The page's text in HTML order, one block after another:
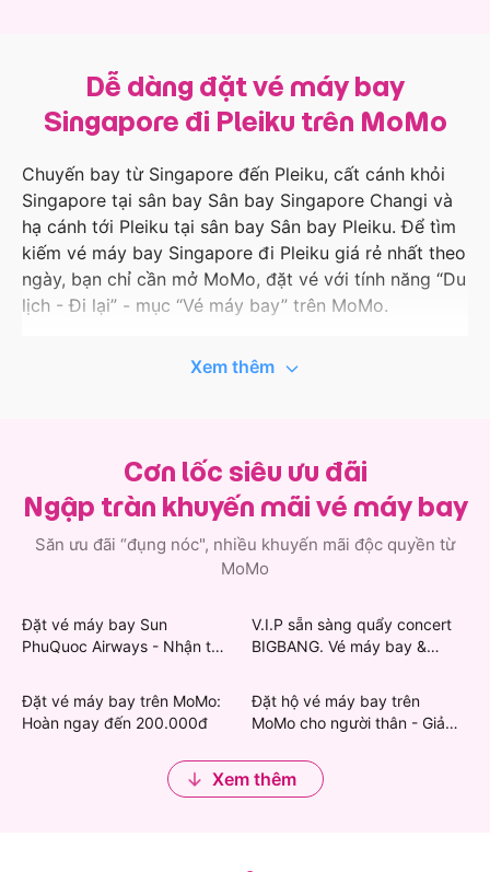
Dễ dàng đặt vé máy bay
Singapore đi Pleiku trên MoMo
Chuyến bay từ Singapore đến Pleiku, cất cánh khỏi
Singapore tại sân bay Sân bay Singapore Changi và
hạ cánh tới Pleiku tại sân bay Sân bay Pleiku. Để tìm
kiếm vé máy bay Singapore đi Pleiku giá rẻ nhất theo
ngày, bạn chỉ cần mở MoMo, đặt vé với tính năng “Du
lịch - Đi lại” - mục “Vé máy bay” trên MoMo.
trình bay, giá tốt và ưu đãi với các hãng hàng không
đi Singapore trên MoMo, bạn còn có cơ hội nhận
thêm các ưu đãi độc quyền đầy bất ngờ. Việc quản lý
hành trình bay của bạn cũng đơn giản hơn khi thông
tin vé máy bay Singapore đi Pleiku được lưu ngay
trong ứng dụng.
chọn chuyến bay từ Singapore, cất cánh khám phá
nhiều vùng đất khác.
Cùng MoMo tận hưởng chuyến bay Singapore -
Pleiku giá tốt nhất nhé!
Xem thêm
Cơn lốc siêu ưu đãi
Ngập tràn khuyến mãi vé máy bay
Săn ưu đãi “đụng nóc", nhiều khuyến mãi độc quyền từ
MoMo
Đặt vé máy bay Sun
PhuQuoc Airways - Nhận thẻ
V.I.P sẵn sàng quẩy concert
BIGBANG. Vé máy bay &
Đặt vé máy bay trên MoMo:
Hoàn ngay đến 200.000đ
Đặt hộ vé máy bay trên
MoMo cho người thân - Giảm
Xem thêm